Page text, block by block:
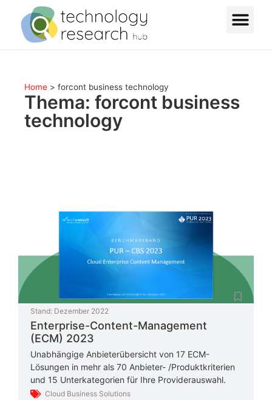
Home > forcont business technology
Thema: forcont business
technology
Stand: Dezember 2022
Enterprise-Content-Management
(ECM) 2023
Unabhängige Anbieterübersicht von 17 ECM-
Lösungen in mehr als 70 Anbieter- /Produktkriterien
und 15 Unterkategorien für Ihre Providerauswahl.
Cloud Business Solutions